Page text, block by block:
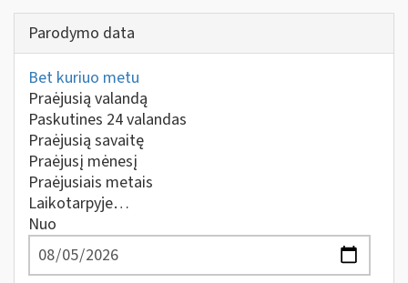
Parodymo data
Bet kuriuo metu
Praėjusią valandą
Paskutines 24 valandas
Praėjusią savaitę
Praėjusį mėnesį
Praėjusiais metais
Laikotarpyje…
Nuo